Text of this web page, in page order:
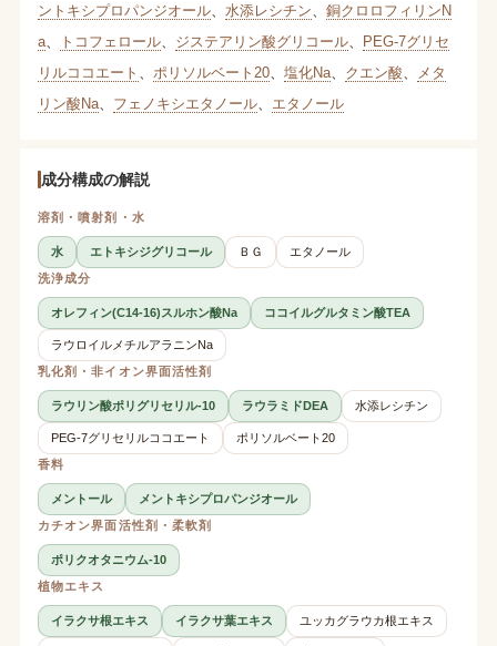
ントキシプロパンジオール、 水添レシチン
銅クロロフィリンN
a、 トコフェロール、 ジステアリン酸グリコール、 PEG-7グリセ
リルココエート
ポリソルベート20、 塩化Na、 クエン酸
メタ
リン酸Na、 フェノキシエタノール、 エタノール
成分構成の解説
溶剤・噴射剤・水
水 エトキシジグリコール ＢＧ
エタノール
洗浄成分
オレフィン(C14-16)スルホン酸Na ココイルグルタミン酸TEA
ラウロイルメチルアラニンNa
乳化剤・非イオン界面活性剤
ラウリン酸ポリグリセリル-10 ラウラミドDEA 水添レシチン
PEG-7グリセリルココエート
ポリソルベート20
香料
メントール
メントキシプロパンジオール
カチオン界面活性剤・柔軟剤
ポリクオタニウム-10
植物エキス
イラクサ根エキス イラクサ葉エキス ユッカグラウカ根エキス